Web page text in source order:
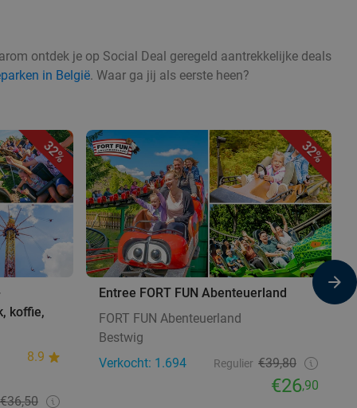
ontdek je op Social Deal geregeld aantrekkelijke deals
in België. Waar ga jij als eerste heen?
32%
koffie,
8.9
€36,50
32%
Entree FORT FUN Abenteuerland
FORT FUN Abenteuerland
Bestwig
Verkocht: 1.694
Regulier €39,80
€26,90